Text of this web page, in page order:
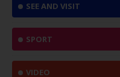
SEE AND VISIT
SPORT
VIDEO